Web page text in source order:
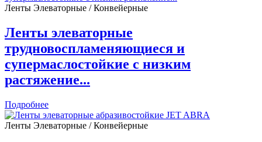
Ленты Элеваторные / Конвейерные
Ленты элеваторные
трудновоспламеняющиеся и
супермаслостойкие с низким
растяжение...
Подробнее
Ленты Элеваторные / Конвейерные